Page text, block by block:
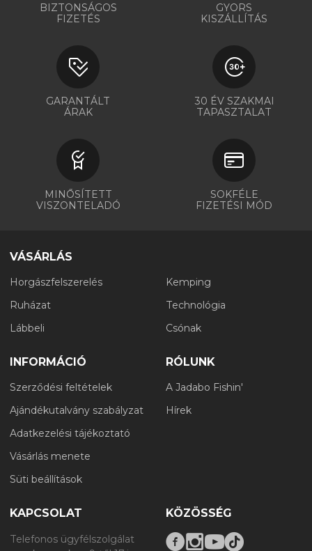
BIZTONSÁGOS
FIZETÉS
GYORS
KISZÁLLÍTÁS
GARANTÁLT
ÁRAK
30 ÉV SZAKMAI
TAPASZTALAT
MINŐSÍTETT
VISZONTELADÓ
SOKFÉLE
FIZETÉSI MÓD
VÁSÁRLÁS
Horgászfelszerelés
Ruházat
Lábbeli
Kemping
Technológia
Csónak
INFORMÁCIÓ
Szerződési feltételek
Ajándékutalvány szabályzat
Adatkezelési tájékoztató
Vásárlás menete
Süti beállítások
RÓLUNK
A Jadabo Fishin'
Hírek
KAPCSOLAT
Telefonos ügyfélszolgálat
KÖZÖSSÉG